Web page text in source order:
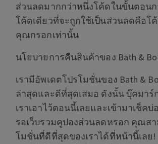
ส่วนลดมากกว่าหนึ่งโค้ดในขั้นตอนก
โค้ดเดียวที่จะถูกใช้เป็นส่วนลดคือโ
คุณกรอกเท่านั้น
นโยบายการคืนสินค้าของ Bath &
เรามีอัพเดตโปรโมชั่นของ Bath &
ล่าสุดและดีที่สุดเสมอ ดังนั้น บุ๊คมาร์
เราเอาไว้ตอนนี้เลยและเข้ามาเช็ค
รอเว็บรวมคูปองส่วนลดหรอก คุณสา
โมชั่นที่ดีที่สุดของเราได้ที่หน้านี้เลย!